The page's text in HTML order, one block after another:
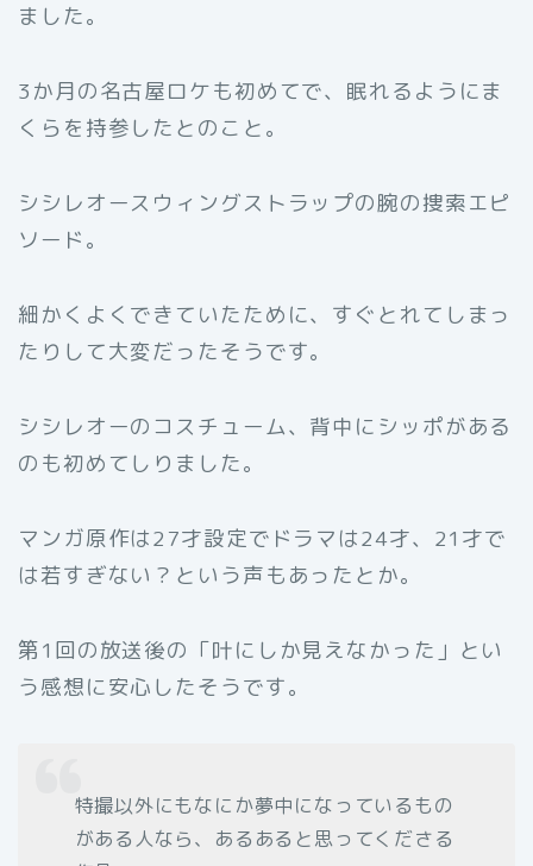
ました。
3か月の名古屋ロケも初めてで、眠れるようにま
くらを持参したとのこと。
シシレオースウィングストラップの腕の捜索エピ
ソード。
細かくよくできていたために、すぐとれてしまっ
たりして大変だったそうです。
シシレオーのコスチューム、背中にシッポがある
のも初めてしりました。
マンガ原作は27才設定でドラマは24才、21才で
は若すぎない？という声もあったとか。
第1回の放送後の「叶にしか見えなかった」とい
う感想に安心したそうです。
特撮以外にもなにか夢中になっているもの
がある人なら、あるあると思ってくださる